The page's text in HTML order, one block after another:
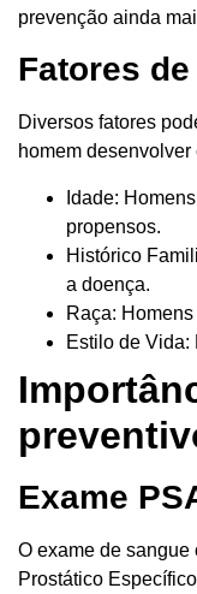
prevenção ainda
Fatores
Diversos fatores
homem
Idade:
propensos.
Histórico
a doença.
Raça:
Estilo de Vida:
Exame
O exame de
Prostático